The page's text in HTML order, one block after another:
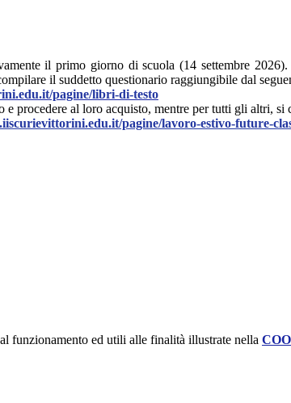
il primo giorno di scuola (14 settembre
il suddetto questionario raggiungibile dal
pagine/libri-di-testo
procedere al loro acquisto, mentre per tutti gli altri,
pagine/lavoro-estivo-future-
funzionamento ed utili alle finalità illustrate nella